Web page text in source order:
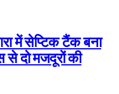
में सेप्टिक टैंक बना
दो मजदूरों की